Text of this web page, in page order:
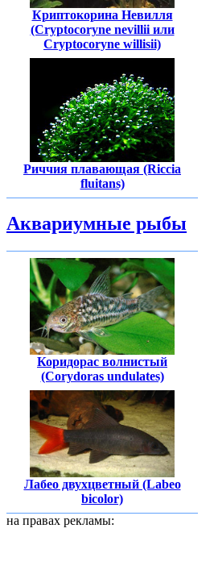
Криптокорина Невилля
(Cryptocoryne nevillii или
Cryptocoryne willisii)
Риччия плавающая (Riccia
fluitans)
Аквариумные рыбы
Коридорас волнистый
(Corydoras undulates)
Лабео двухцветный (Labeo
bicolor)
на правах рекламы: